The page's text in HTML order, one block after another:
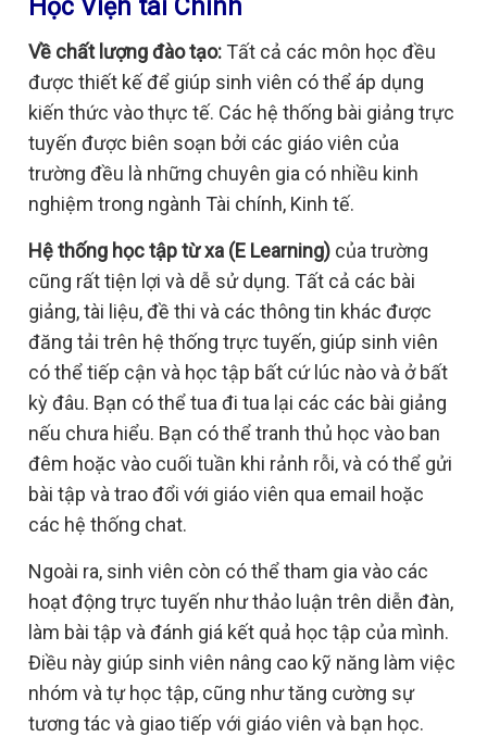
Học Viện tài Chính
Về chất lượng đào tạo: Tất cả các môn học đều
được thiết kế để giúp sinh viên có thể áp dụng
kiến thức vào thực tế. Các hệ thống bài giảng trực
tuyến được biên soạn bởi các giáo viên của
trường đều là những chuyên gia có nhiều kinh
nghiệm trong ngành Tài chính, Kinh tế.
Hệ thống học tập từ xa (E Learning) của trường
cũng rất tiện lợi và dễ sử dụng. Tất cả các bài
giảng, tài liệu, đề thi và các thông tin khác được
đăng tải trên hệ thống trực tuyến, giúp sinh viên
có thể tiếp cận và học tập bất cứ lúc nào và ở bất
kỳ đâu. Bạn có thể tua đi tua lại các các bài giảng
nếu chưa hiểu. Bạn có thể tranh thủ học vào ban
đêm hoặc vào cuối tuần khi rảnh rỗi, và có thể gửi
bài tập và trao đổi với giáo viên qua email hoặc
các hệ thống chat.
Ngoài ra, sinh viên còn có thể tham gia vào các
hoạt động trực tuyến như thảo luận trên diễn đàn,
làm bài tập và đánh giá kết quả học tập của mình.
Điều này giúp sinh viên nâng cao kỹ năng làm việc
nhóm và tự học tập, cũng như tăng cường sự
tương tác và giao tiếp với giáo viên và bạn học.